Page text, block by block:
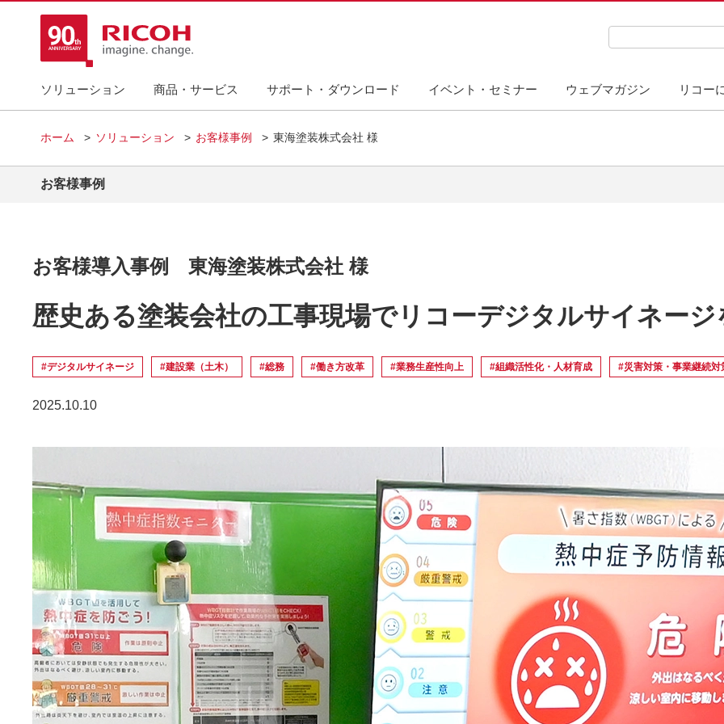
ソリューション 商品・サービス サポート・ダウンロード イベント・セミナー ウェブマガジン リコー
検索キーワード入力
ホーム ソリューション お客様事例 東海塗装株式会社 様
お客様事例
お客様導入事例 東海塗装株式会社 様
歴史ある塗装会社の工事現場でリコーデジタルサイネー
#デジタルサイネージ #建設業（土木） #総務 #働き方改革 #業務生産性向上 #組織活性化・人材育成 #災害対策・事業継続対
2025.10.10